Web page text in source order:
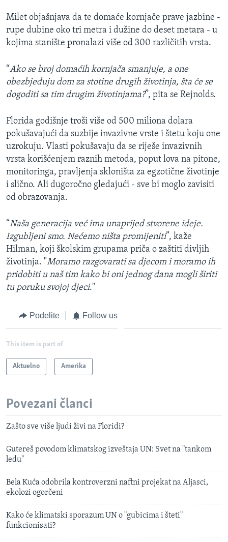
Milet objašnjava da te domaće kornjače prave jazbine -
rupe dubine oko tri metra i dužine do deset metara - u
kojima stanište pronalazi više od 300 različitih vrsta.
“Ako se broj domaćih kornjača smanjuje, a one
obezbjeđuju dom za stotine drugih životinja, šta će se
dogoditi sa tim drugim životinjama?”, pita se Rejnolds.
Florida godišnje troši više od 500 miliona dolara
pokušavajući da suzbije invazivne vrste i štetu koju one
uzrokuju. Vlasti pokušavaju da se riješe invazivnih
vrsta korišćenjem raznih metoda, poput lova na pitone,
monitoringa, pravljenja skloništa za egzotične životinje
i slično. Ali dugoročno gledajući - sve bi moglo zavisiti
od obrazovanja.
“Naša generacija već ima unaprijed stvorene ideje.
Izgubljeni smo. Nećemo ništa promijeniti”, kaže
Hilman, koji školskim grupama priča o zaštiti divljih
životinja. "Moramo razgovarati sa djecom i moramo ih
pridobiti u naš tim kako bi oni jednog dana mogli širiti
tu poruku svojoj djeci."
Podelite Follow us
This item is part of
Aktuelno Amerika
Povezani članci
Zašto sve više ljudi živi na Floridi?
Gutereš povodom klimatskog izveštaja UN: Svet na "tankom
ledu"
Bela Kuća odobrila kontroverzni naftni projekat na Aljasci,
ekolozi ogorčeni
Kako će klimatski sporazum UN o "gubicima i šteti"
funkcionisati?